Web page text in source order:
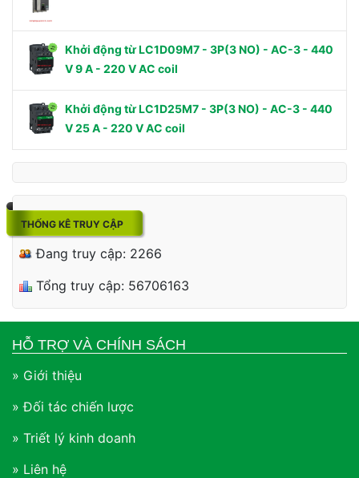
Khởi động từ LC1D09M7 - 3P(3 NO) - AC-3 - 440
V 9 A - 220 V AC coil
Khởi động từ LC1D25M7 - 3P(3 NO) - AC-3 - 440
V 25 A - 220 V AC coil
THỐNG KÊ TRUY CẬP
Đang truy cập: 2266
Tổng truy cập: 56706163
HỖ TRỢ VÀ CHÍNH SÁCH
» Giới thiệu
» Đối tác chiến lược
» Triết lý kinh doanh
» Liên hệ